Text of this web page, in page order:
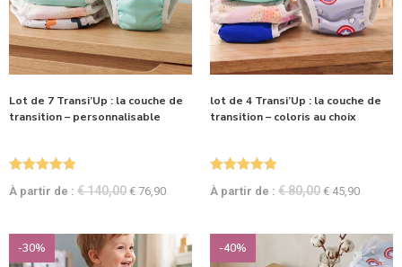
Lot de 7 Transi’Up : la couche de
transition – personnalisable
sur 5
À partir de : €140,00 € 76,90
lot de 4 Transi’Up : la couche de
transition – coloris au choix
sur 5
À partir de : €80,00 € 45,90
-30% -40%